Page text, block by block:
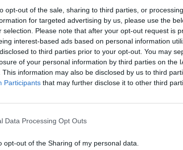
opt-out of the sale, sharing to third parties, or
for targeted advertising by us, please use the
selection. Please note that after your opt-out request is
interest-based ads based on personal information
to third parties prior to your opt-out. You may
of your personal information by third parties on the
This information may also be disclosed by us to third
Participants that may further disclose it to other third
Data Processing Opt Outs
opt-out of the Sharing of my personal data.